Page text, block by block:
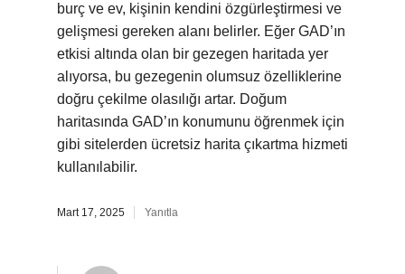
burç ve ev, kişinin kendini özgürleştirmesi ve
gelişmesi gereken alanı belirler. Eğer GAD’ın
etkisi altında olan bir gezegen haritada yer
alıyorsa, bu gezegenin olumsuz özelliklerine
doğru çekilme olasılığı artar. Doğum
haritasında GAD’ın konumunu öğrenmek için
gibi sitelerden ücretsiz harita çıkartma hizmeti
kullanılabilir.
Mart 17, 2025 Yanıtla